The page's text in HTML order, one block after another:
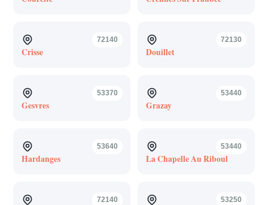
72140
Crisse
72130
Douillet
53370
Gesvres
53440
Grazay
53640
Hardanges
53440
La Chapelle Au Riboul
72140 53250